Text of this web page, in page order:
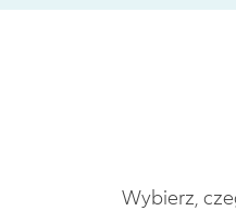
Wybierz,